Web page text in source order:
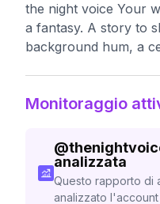
the night voice Your
a fantasy. A story to
background hum, a
Monitoraggio
@
analizzata
Questo rapporto di
analizzato